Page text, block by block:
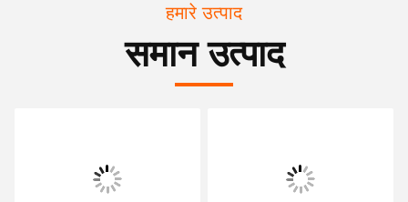
हमारे उत्पाद
समान उत्पाद